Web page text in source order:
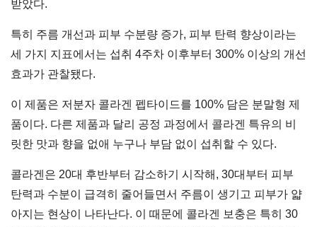
받았다.
특히 주름 개선과 피부 수분량 증가, 피부 탄력 향상이라는
세 가지 지표에서는 섭취 4주차 이후부터 300% 이상의 개선
효과가 관찰됐다.
이 제품은 저분자 콜라겐 펩타이드를 100% 담은 분말형 제
품이다. 다른 제품과 달리 공정 과정에서 콜라겐 특유의 비
릿한 맛과 향을 없애 누구나 부담 없이 섭취할 수 있다.
콜라겐은 20대 후반부터 감소하기 시작해, 30대부터 피부
탄력과 수분이 급격히 줄어들면서 주름이 생기고 피부가 얇
아지는 현상이 나타난다. 이 때문에 콜라겐 보충은 특히 30